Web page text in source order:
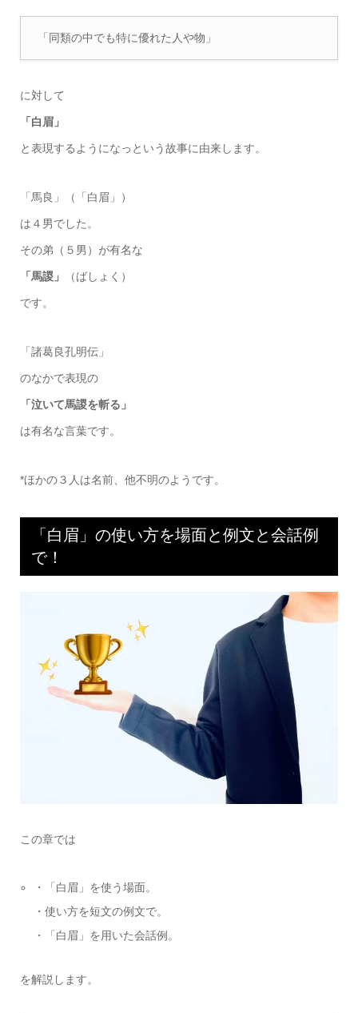
「同類の中でも特に優れた人や物」
に対して
「白眉」
と表現するようになっという故事に由来します。
「馬良」（「白眉」）
は４男でした。
その弟（５男）が有名な
「馬謖」 （ばしょく）
です。
「諸葛良孔明伝」
のなかで表現の
「泣いて馬謖を斬る」
は有名な言葉です。
*ほかの３人は名前、他不明のようです。
「白眉」の使い方を場面と例文と会話例
で！
この章では
・「白眉」を使う場面。
・使い方を短文の例文で。
・「白眉」を用いた会話例。
を解説します。